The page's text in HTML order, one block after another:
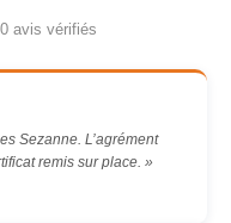
avis vérifiés
Sezanne. L’agrément
remis sur place. »